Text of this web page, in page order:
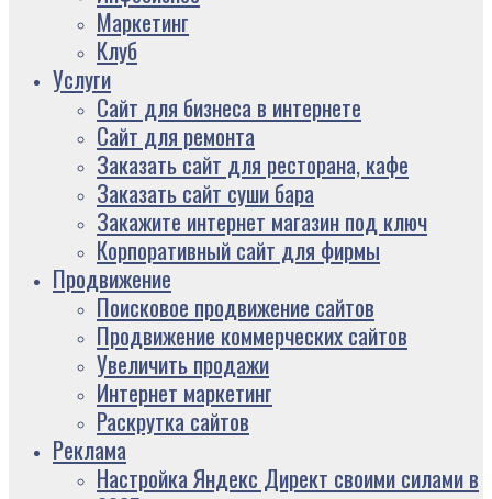
Маркетинг
Клуб
Услуги
Сайт для бизнеса в интернете
Сайт для ремонта
Заказать сайт для ресторана, кафе
Заказать сайт суши бара
Закажите интернет магазин под ключ
Корпоративный сайт для фирмы
Продвижение
Поисковое продвижение сайтов
Продвижение коммерческих сайтов
Увеличить продажи
Интернет маркетинг
Раскрутка сайтов
Реклама
Настройка Яндекс Директ своими силами в